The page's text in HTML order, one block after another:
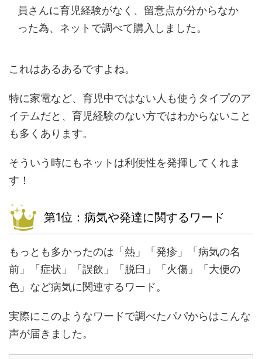
員さんに育児経験がなく、留意点が分からなか
った為、ネットで調べて購入しました。
これはあるあるですよね。
特に家電など、育児中ではない人も使うタイプのア
イテムだと、育児経験のない方ではわからないこと
も多くあります。
そういう時にもネットは利便性を発揮してくれま
す！
第1位：病気や発達に関するワード
もっとも多かったのは「熱」「発疹」「病気の名
前」「症状」「誤飲」「脱臼」「火傷」「大便の
色」など病気に関連するワード。
実際にこのようなワードで調べたパパからはこんな
声が届きました。